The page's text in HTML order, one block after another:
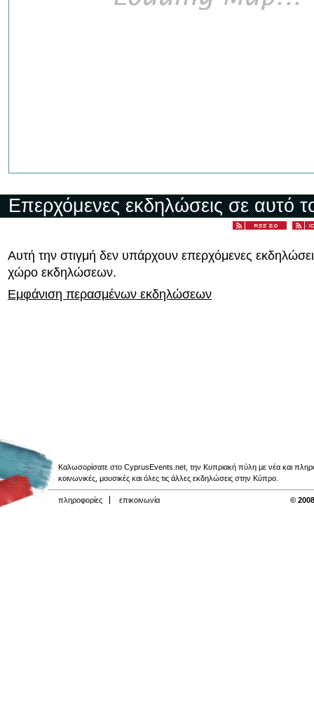
Επερχόμενες εκδηλώσεις σε αυτό
Αυτή την στιγμή δεν υπάρχουν επερχόμενες
χώρο εκδηλώσεων.
Εμφάνιση περασμένων εκδηλώσεων
Καλωσορίσατε στο CyprusEvents.net, την Κυπριακή πύλη με νέα και
κοινωνικές, μουσικές και όλες τις άλλες εκδηλώσεις στην Κύπρο.
πληροφορίες επικοινωνία ©